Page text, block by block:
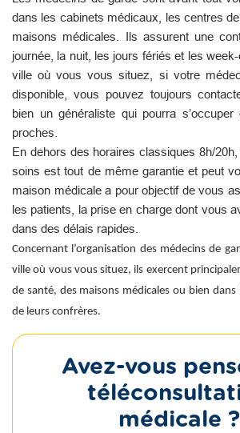
dans les cabinets médicaux, les centres
maisons médicales. Ils assurent une
journée, la nuit, les jours fériés et les
ville où vous vous situez, si votre
disponible, vous pouvez toujours
bien un généraliste qui pourra
proches.
En dehors des horaires classiques 8h/
soins est tout de même garantie et peut
maison médicale a pour objectif de vous
les patients, la prise en charge dont vous
dans des délais rapides.
Concernant l’organisation des médecins de
ville où vous vous situez, ils exercent
de santé, des maisons médicales ou bien dans
de leurs confrères.
Avez-vous
médicale ?